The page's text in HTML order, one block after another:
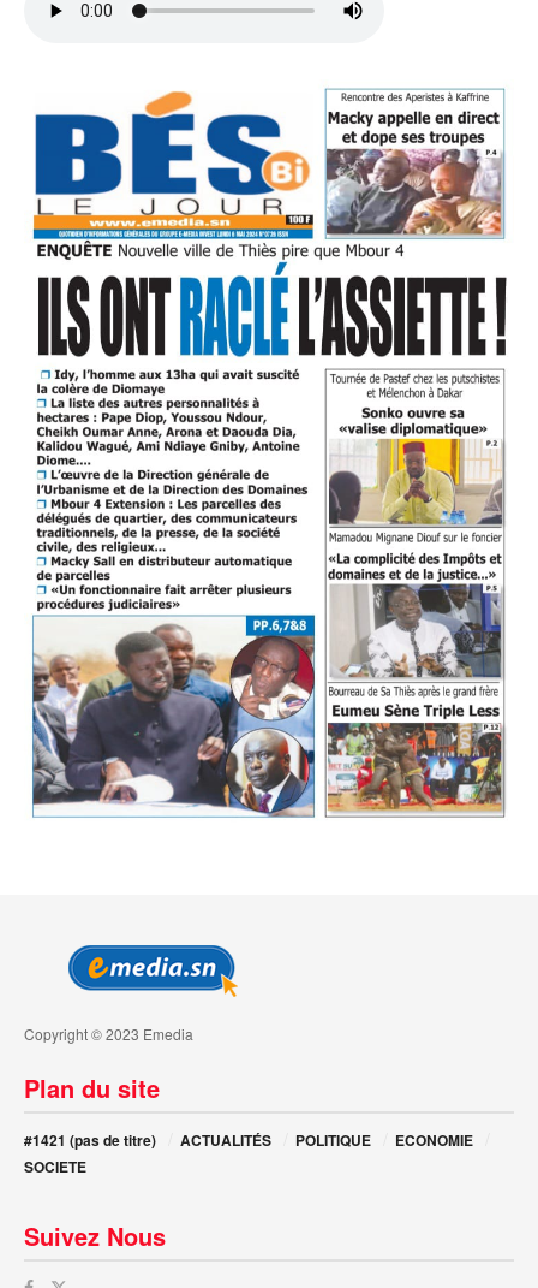
Copyright © 2023 Emedia
Plan du site
#1421 (pas de titre) ACTUALITÉS POLITIQUE
ECONOMIE
SOCIETE
Suivez Nous